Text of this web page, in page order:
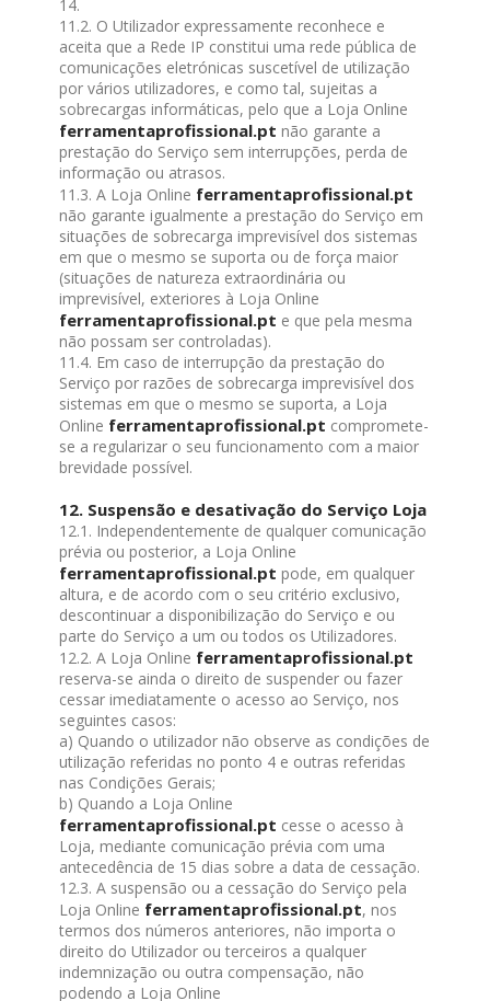
14.
11.2. O Utilizador expressamente reconhece e
aceita que a Rede IP constitui uma rede pública de
comunicações eletrónicas suscetível de utilização
por vários utilizadores, e como tal, sujeitas a
sobrecargas informáticas, pelo que a Loja Online
ferramentaprofissional.pt não garante a
prestação do Serviço sem interrupções, perda de
informação ou atrasos.
11.3. A Loja Online ferramentaprofissional.pt
não garante igualmente a prestação do Serviço em
situações de sobrecarga imprevisível dos sistemas
em que o mesmo se suporta ou de força maior
(situações de natureza extraordinária ou
imprevisível, exteriores à Loja Online
ferramentaprofissional.pt e que pela mesma
não possam ser controladas).
11.4. Em caso de interrupção da prestação do
Serviço por razões de sobrecarga imprevisível dos
sistemas em que o mesmo se suporta, a Loja
Online ferramentaprofissional.pt compromete-
se a regularizar o seu funcionamento com a maior
brevidade possível.
12. Suspensão e desativação do Serviço Loja
12.1. Independentemente de qualquer comunicação
prévia ou posterior, a Loja Online
ferramentaprofissional.pt pode, em qualquer
altura, e de acordo com o seu critério exclusivo,
descontinuar a disponibilização do Serviço e ou
parte do Serviço a um ou todos os Utilizadores.
12.2. A Loja Online ferramentaprofissional.pt
reserva-se ainda o direito de suspender ou fazer
cessar imediatamente o acesso ao Serviço, nos
seguintes casos:
a) Quando o utilizador não observe as condições de
utilização referidas no ponto 4 e outras referidas
nas Condições Gerais;
b) Quando a Loja Online
ferramentaprofissional.pt cesse o acesso à
Loja, mediante comunicação prévia com uma
antecedência de 15 dias sobre a data de cessação.
12.3. A suspensão ou a cessação do Serviço pela
Loja Online ferramentaprofissional.pt, nos
termos dos números anteriores, não importa o
direito do Utilizador ou terceiros a qualquer
indemnização ou outra compensação, não
podendo a Loja Online